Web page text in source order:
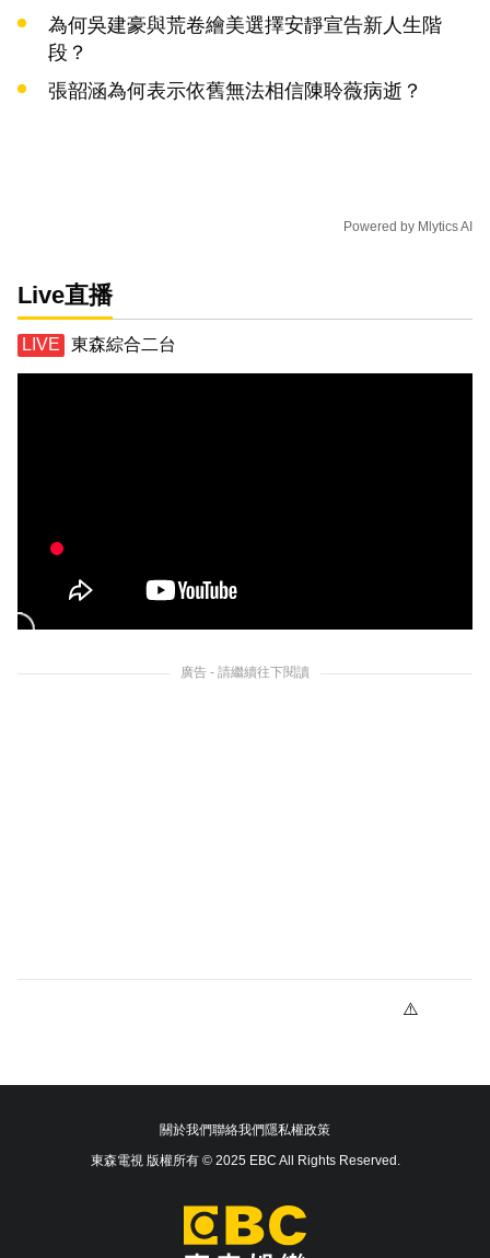
為何吳建豪與荒卷繪美選擇安靜宣告新人生階
段？
張韶涵為何表示依舊無法相信陳聆薇病逝？
Powered by Mlytics AI
Live直播
東森綜合二台
廣告 - 請繼續往下閱讀
關於我們聯絡我們隱私權政策
東森電視 版權所有 © 2025 EBC All Rights Reserved.